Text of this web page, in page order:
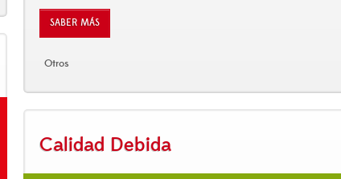
SABER MÁS
Otros
Calidad Debida